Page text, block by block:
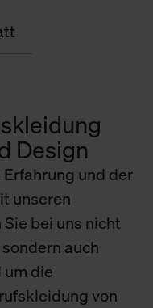
Design
und der
unseren
bei uns nicht
auch
um die
von